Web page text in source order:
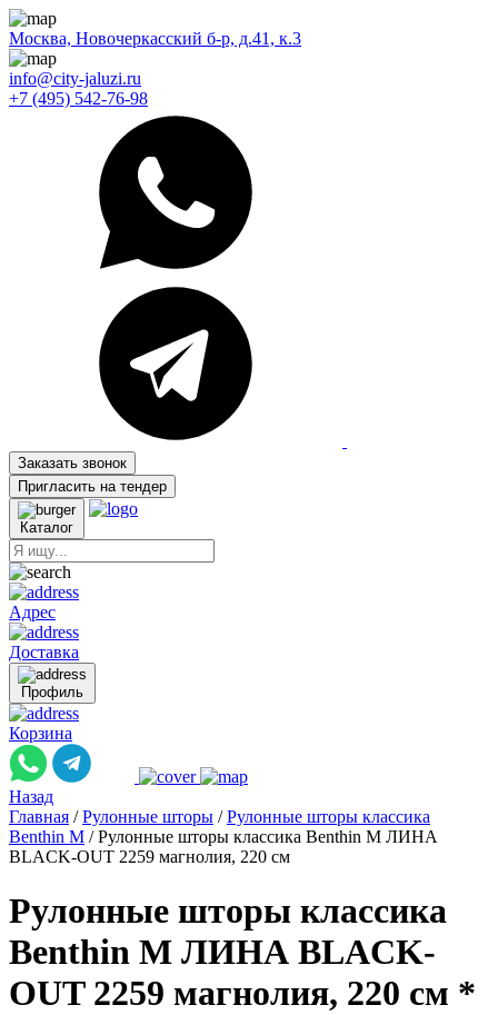
Москва, Новочеркасский б-р, д.41, к.3
info@city-jaluzi.ru
+7 (495) 542-76-98
Заказать звонок
Пригласить на тендер
Каталог
Адрес
Доставка
Профиль
Корзина
Назад
Главная / Рулонные шторы / Рулонные шторы классика
Benthin M / Рулонные шторы классика Benthin M ЛИНА
BLACK-OUT 2259 магнолия, 220 см
Рулонные шторы классика
Benthin M ЛИНА BLACK-
OUT 2259 магнолия, 220 см *